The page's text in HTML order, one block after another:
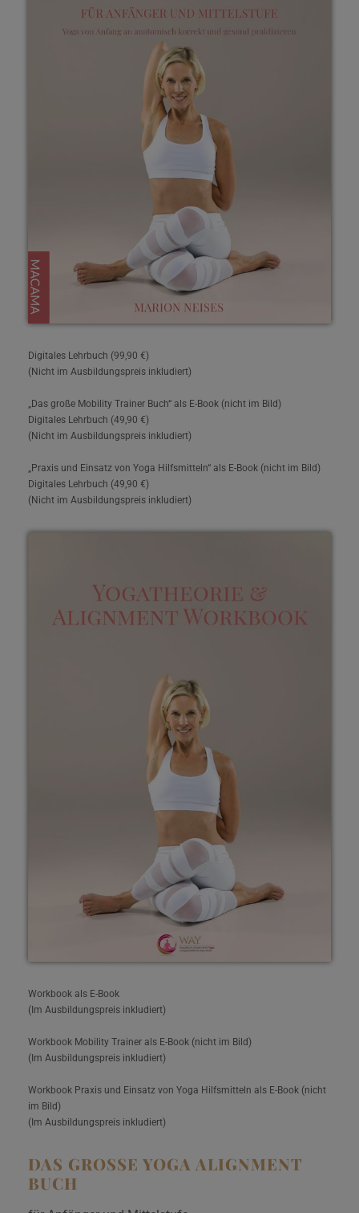
Digitales Lehrbuch (99,90 €)
(Nicht im Ausbildungspreis inkludiert)
„Das große Mobility Trainer Buch“ als E-Book (nicht im Bild)
Digitales Lehrbuch (49,90 €)
(Nicht im Ausbildungspreis inkludiert)
„Praxis und Einsatz von Yoga Hilfsmitteln“ als E-Book (nicht im Bild)
Digitales Lehrbuch (49,90 €)
(Nicht im Ausbildungspreis inkludiert)
Workbook als E-Book
(Im Ausbildungspreis inkludiert)
Workbook Mobility Trainer als E-Book (nicht im Bild)
(Im Ausbildungspreis inkludiert)
Workbook Praxis und Einsatz von Yoga Hilfsmitteln als E-Book (nicht
im Bild)
(Im Ausbildungspreis inkludiert)
DAS GROSSE YOGA ALIGNMENT B
UCH